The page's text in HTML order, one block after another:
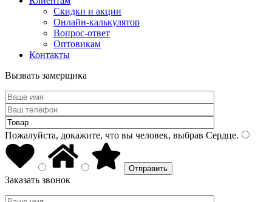
Скидки и акции
Онлайн-калькулятор
Вопрос-ответ
Оптовикам
Контакты
Вызвать замерщика
Пожалуйста, докажите, что вы человек, выбрав Сердце.
Заказать звонок